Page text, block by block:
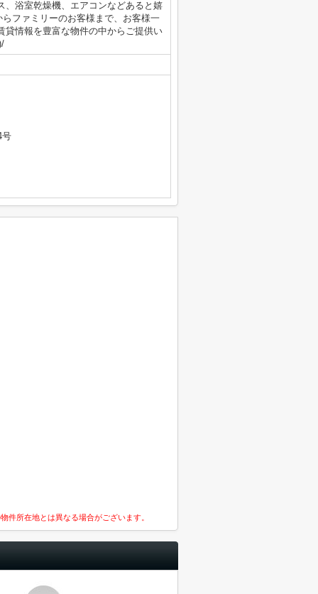
、浴室乾燥機、エアコンなどあると嬉
ファミリーのお客様まで、お客様一
貸情報を豊富な物件の中からご提供い
号
件所在地とは異なる場合がございます。